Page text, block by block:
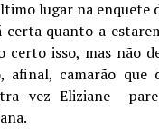
lugar na enquete
certa quanto a
certo isso, mas não
afinal, camarão que
vez Eliziane